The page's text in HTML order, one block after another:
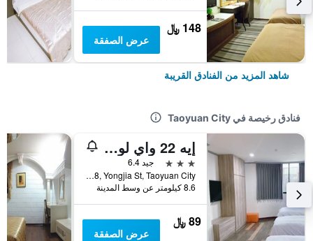
148 ﷼
عرض الصفقة
شاهد المزيد من الفنادق القريبة
فنادق رخيصة في Taoyuan City
إيه 22 واي لو هوتل
3 نجوم
جيد 6.4
No.98, Yongjia St, Taoyuan City, تايوان
8.6 كيلومتر عن وسط المدينة
89 ﷼
عرض الصفقة